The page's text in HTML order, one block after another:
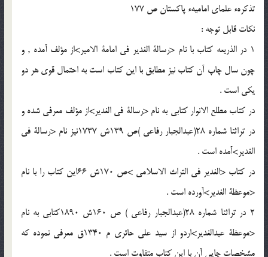
تذكرهء علماى اماميهء پاكستان ص 177
نكات قابل توجه :
1 در الذريعه كتاب با نام <رسالة الغدير فى امامة الامير>از مؤلف آمده , و
چون سال چاپ آن كتاب نيز مطابق با اين كتاب است به احتمال قوى هر دو
يكى است .
در كتاب مطلع الانوار كتابى به نام <رسالة فى الغدير>از مؤلف معرفى شده و
در تراثنا شماره 28(عبدالجبار رفاعى )ص 139ش 1737نيز نام <رسالة فى
الغدير>آمده است .
در كتاب <الغدير فى التراث الاسلامى >ص 170ش 66اين كتاب را با نام
<موعظة الغدير>آورده است .
2 در تراثنا شماره 28(عبدالجبار رفاعى ) ص 160ش 1890كتابى به نام
<موعظة عيدالغدير>اردو از سيد على حائرى م 1340ق معرفى نموده كه
مشخصات چاپى آن با اين كتاب متفاوت است .